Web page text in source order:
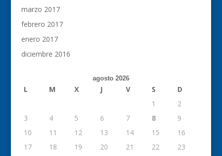
marzo 2017
febrero 2017
enero 2017
diciembre 2016
agosto 2026
L M X J V S
D
1
2
3
4 5 6 7 8
9
10
11 12 13 14 15
16
17
18 19 20 21 22
23